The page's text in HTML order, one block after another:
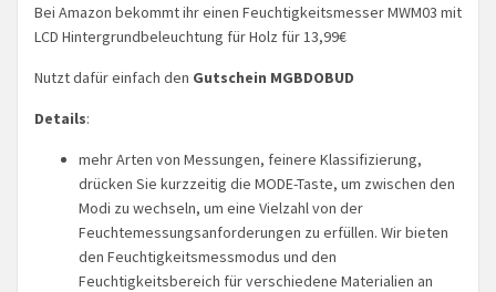
Bei Amazon bekommt ihr einen Feuchtigkeitsmesser MWM03 mit
LCD Hintergrundbeleuchtung für Holz für 13,99€
Nutzt dafür einfach den Gutschein MGBDOBUD
Details:
mehr Arten von Messungen, feinere Klassifizierung,
drücken Sie kurzzeitig die MODE-Taste, um zwischen den
Modi zu wechseln, um eine Vielzahl von der
Feuchtemessungsanforderungen zu erfüllen. Wir bieten
den Feuchtigkeitsmessmodus und den
Feuchtigkeitsbereich für verschiedene Materialien an